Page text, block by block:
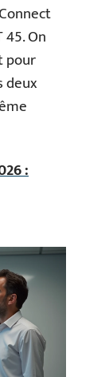
On
pour
deux
: